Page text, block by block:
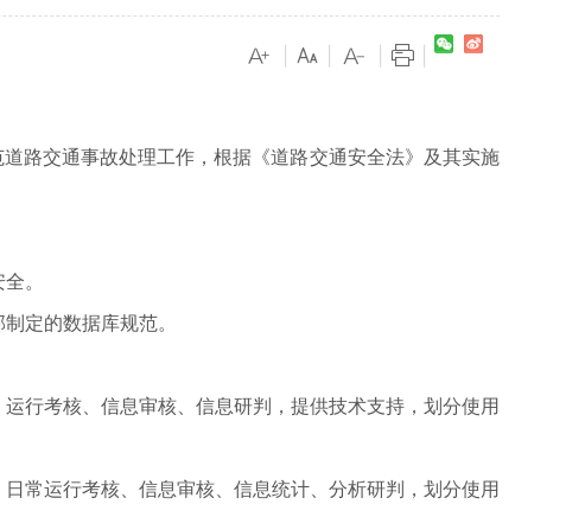
路交通事故处理工作，根据《道路交通安全法》及其实施
。
定的数据库规范。
行考核、信息审核、信息研判，提供技术支持，划分使用
常运行考核、信息审核、信息统计、分析研判，划分使用